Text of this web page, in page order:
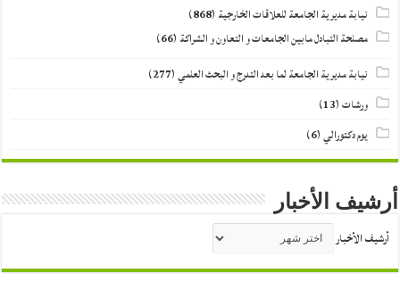
نيابة مديرية الجامعة للعلاقات الخارجية (868)
مصلحة التبادل مابين الجامعات و التعاون و الشراكة (66)
نيابة مديرية الجامعة لما بعد التدرج و البحث العلمي(277)
ورشات(13)
يوم دكتورالي(6)
أرشيف الأخبار
أرشيف الأخبار